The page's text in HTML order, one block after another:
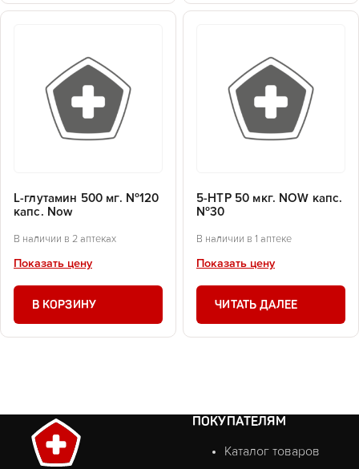
L-глутамин 500 мг. №120
капс. Now
В наличии в 2 аптеках
Показать цену
В КОРЗИНУ
5-HTP 50 мкг. NOW капс.
№30
В наличии в 1 аптеке
Показать цену
ЧИТАТЬ ДАЛЕЕ
ПОКУПАТЕЛЯМ
Каталог товаров